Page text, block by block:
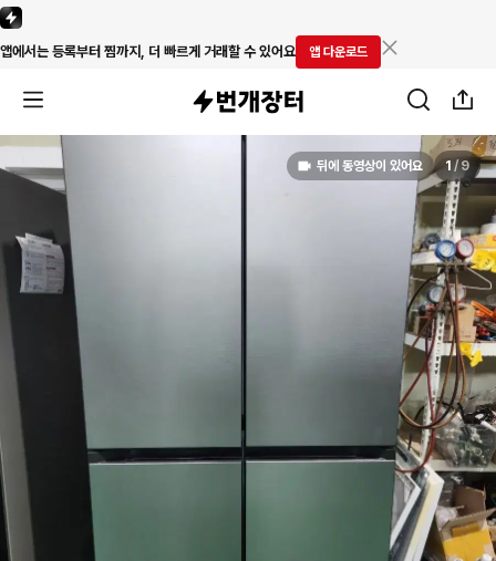
앱에서는 등록부터 찜까지, 더 빠르게 거래할 수 있어요 앱 다운로드
뒤에 동영상이 있어요 1 / 9